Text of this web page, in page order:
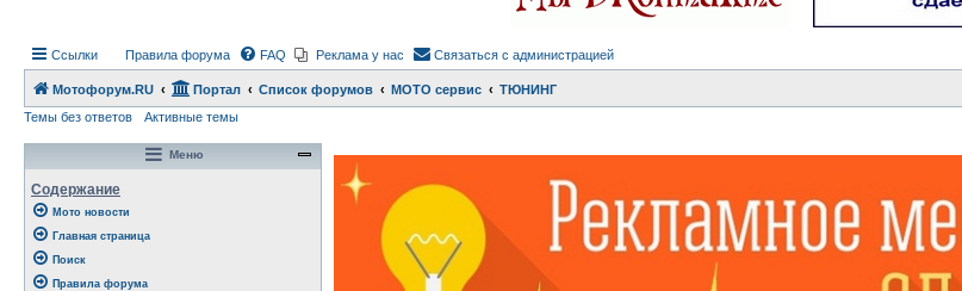
Ссылки Правила форума FAQ Реклама у нас Связаться с администрацией
Мотофорум.RU Портал Список форумов МОТО сервис
ТЮНИНГ
Темы без ответов
Активные темы
Меню
Содержание
Мото новости
Главная страница
Поиск
Правила форума